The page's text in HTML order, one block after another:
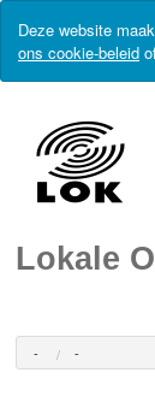
Deze website
ons cookie-beleid
Lokale
- -